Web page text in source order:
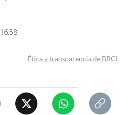
Ética y transparencia de BBCL